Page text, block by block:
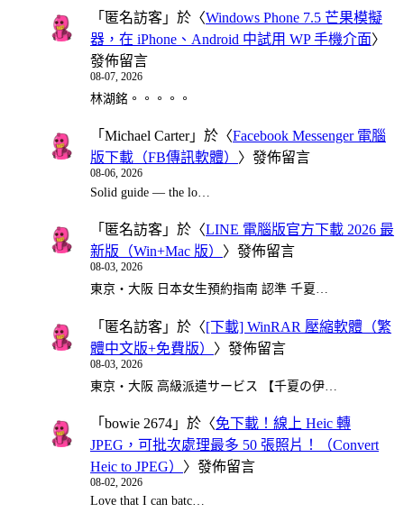
「 匿名訪客 」於〈Windows Phone 7.5 芒果模擬
器，在 iPhone、Android 中試用 WP 手機介面〉
發佈留言
08-07, 2026
林湖銘。。。。。
「 Michael Carter」於〈Facebook Messenger 電腦
版下載（FB傳訊軟體）
〉發佈留言
08-06, 2026
Solid guide — the lo…
「 匿名訪客 」於〈LINE 電腦版官方下載 2026 最
新版（Win+Mac 版） 〉發佈留言
08-03, 2026
東京・大阪 日本女生預約指南 認準 千夏…
「 匿名訪客 」於〈[下載] WinRAR 壓縮軟體（繁
體中文版+免費版） 〉發佈留言
08-03, 2026
東京・大阪 高級派遣サービス 【千夏の伊…
「 bowie 2674 」於〈免下載！線上 Heic 轉
JPEG，可批次處理最多 50 張照片！（Convert
Heic to JPEG） 〉發佈留言
08-02, 2026
Love that I can batc…